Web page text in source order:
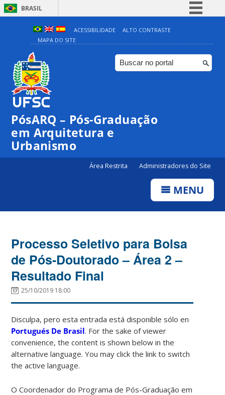
BRASIL
Simplifique!
Comunica BR
Participe
ACESSIBILIDADE
ALTO CONTRASTE
MAPA DO SITE
PósARQ – Pós-Graduação
em Arquitetura e
Urbanismo
Área Restrita Administradores do Site
MENU
Processo Seletivo para Bolsa
de Pós-Doutorado – Área 2 –
Resultado Final
25/10/2019 18:00
Disculpa, pero esta entrada está disponible sólo en
Portugués De Brasil. For the sake of viewer
convenience, the content is shown below in the
alternative language. You may click the link to switch
the active language.
O Coordenador do Programa de Pós-Graduação em